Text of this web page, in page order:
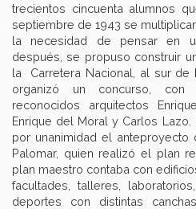
trecientos cincuenta alumnos
septiembre de 1943 se
la necesidad de pensar en
después, se propuso construir
la Carretera Nacional, al sur de
organizó un concurso,
reconocidos arquitectos
Enrique del Moral y Carlos
por unanimidad el
Palomar, quien realizó el plan
plan maestro contaba con
facultades, talleres,
deportes con distintas